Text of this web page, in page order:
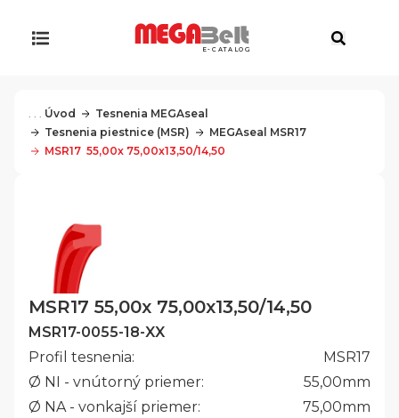
E-CATALOG
. . . Úvod
Tesnenia MEGAseal
Tesnenia piestnice (MSR)
MEGAseal MSR17
MSR17  55,00x 75,00x13,50/14,50
MSR17 55,00x 75,00x13,50/14,50
MSR17-0055-18-XX
Profil tesnenia:
MSR17
Ø NI - vnútorný priemer:
55,00mm
Ø NA - vonkajší priemer:
75,00mm